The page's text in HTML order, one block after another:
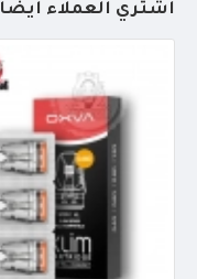
أشتري العملاء أيضاً